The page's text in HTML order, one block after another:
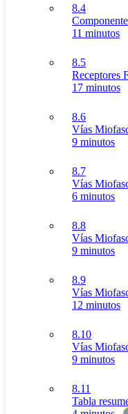
8.4
11 minutos
8.5
Receptores
17 minutos
8.6
Vías
9 minutos
8.7
Vías
6 minutos
8.8
Vías
9 minutos
8.9
Vías
12 minutos
8.10
Vías
9 minutos
8.11
Tabla